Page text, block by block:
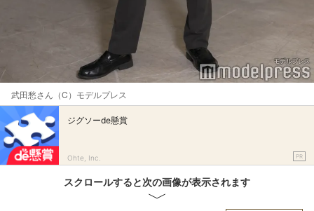
武田愁さん（C）モデルプレス
ジグソーde懸賞
Ohte, Inc. PR
スクロールすると次の画像が表示されます